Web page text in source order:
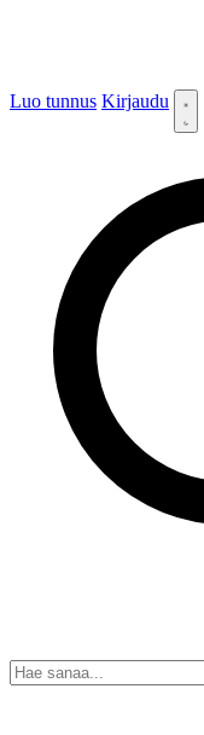
Luo tunnus Kirjaudu